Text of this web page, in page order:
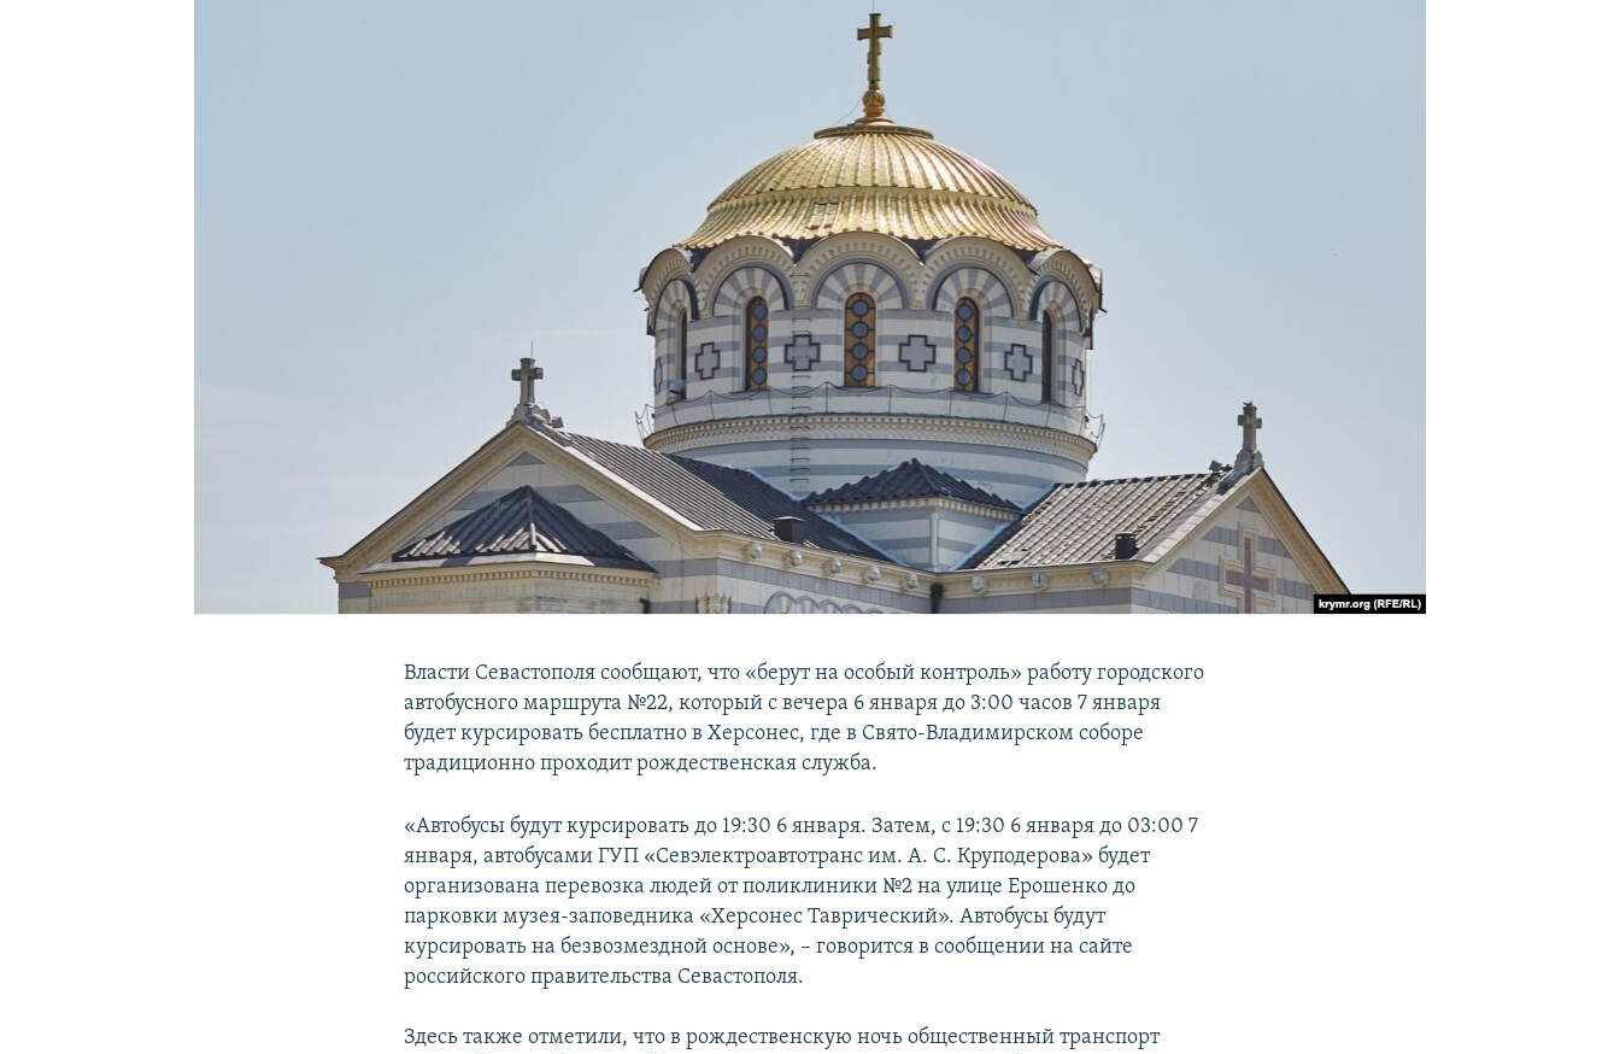
Власти Севастополя сообщают, что «берут на особый контроль» работу городского
автобусного маршрута №22, который с вечера 6 января до 3:00 часов 7 января
будет курсировать бесплатно в Херсонес, где в Свято-Владимирском соборе
традиционно проходит рождественская служба.
«Автобусы будут курсировать до 19:30 6 января. Затем, с 19:30 6 января до 03:00 7
января, автобусами ГУП «Севэлектроавтотранс им. А. С. Круподерова» будет
организована перевозка людей от поликлиники №2 на улице Ерошенко до
парковки музея-заповедника «Херсонес Таврический». Автобусы будут
курсировать на безвозмездной основе», – говорится в сообщении на сайте
российского правительства Севастополя.
Здесь также отметили, что в рождественскую ночь общественный транспорт